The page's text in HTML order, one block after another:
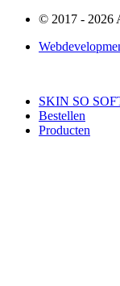
© 2017 - 2026
SKIN SO
Bestellen
Producten